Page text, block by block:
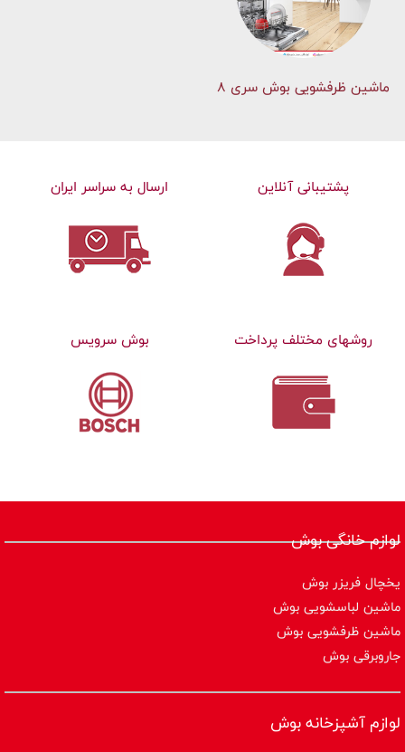
ماشین ظرفشویی بوش سری 8
پشتیبانی آنلاین ارسال به سراسر ایران
روشهای مختلف پرداخت بوش سرویس
لوازم خانگی بوش
یخچال فریزر بوش
ماشین لباسشویی بوش
ماشین ظرفشویی بوش
جاروبرقی بوش
لوازم آشپزخانه بوش